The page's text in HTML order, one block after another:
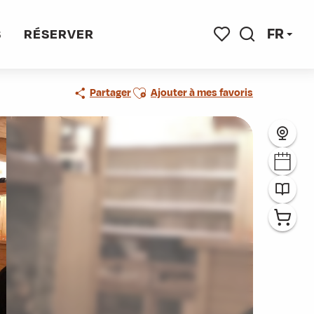
FR
RÉSERVER
PartagerAjouter aux favoris
Ajouter à mes favoris